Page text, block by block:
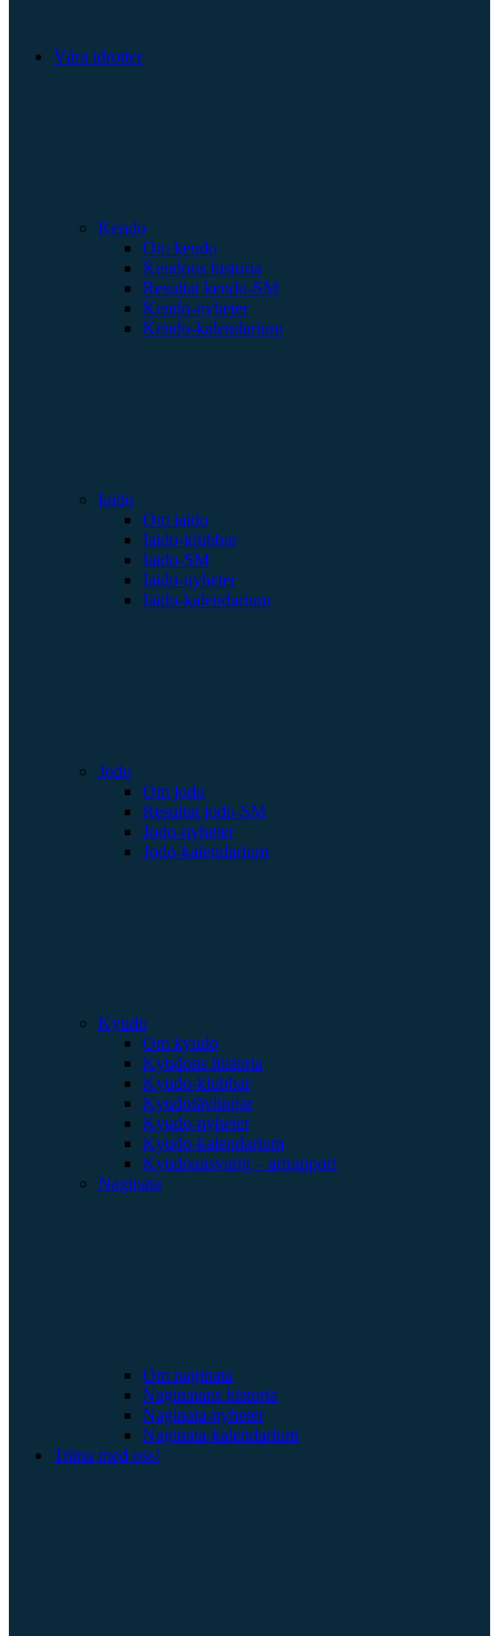
Våra idrotter
Kendo
Om kendo
Kendons historia
Resultat kendo-SM
Kendo-nyheter
Kendo-kalendarium
Iaido
Om iaido
Iaido-klubbar
Iaido-SM
Iaido-nyheter
Iaido-kalendarium
Jodo
Om jodo
Resultat jodo-SM
Jodo-nyheter
Jodo-kalendarium
Kyudo
Om kyudo
Kyudons historia
Kyudo-klubbar
Kyudotävlingar
Kyudo-nyheter
Kyudo-kalendarium
Kyudoansvarig – artrapport
Naginata
Om naginata
Naginatans historia
Naginata-nyheter
Naginata-kalendarium
Träna med oss!